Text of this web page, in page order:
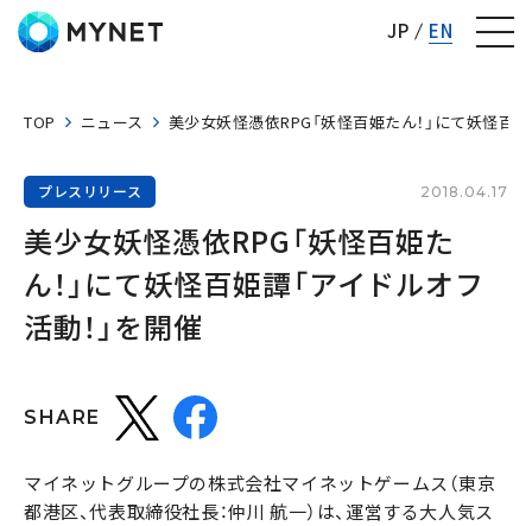
JP EN
TOP ニュース 美少女妖怪憑依RPG「妖怪百姫たん！」にて妖怪百
プレスリリース 2018.04.17
美少女妖怪憑依RPG「妖怪百姫た
ん！」にて妖怪百姫譚「アイドルオフ
活動！」を開催
SHARE
マイネットグループの株式会社マイネットゲームス（東京
都港区、代表取締役社長：仲川 航一）は、運営する大人気ス